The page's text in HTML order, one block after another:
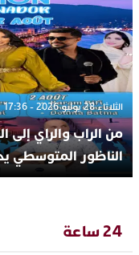
الثلاثاء 28 يوليو 2026 - 17:36
من الراب والراي إلى
الناظور المتوسطي
24 ساعة